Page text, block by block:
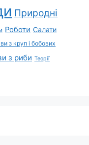
Природні
Роботи Салати
з круп і бобових
з риби Теорії